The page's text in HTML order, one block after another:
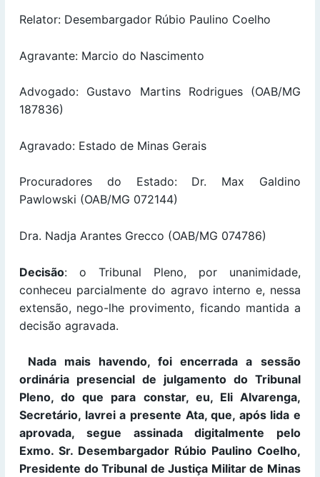
Relator: Desembargador Rúbio Paulino Coelho
Agravante: Marcio do Nascimento
Advogado: Gustavo Martins Rodrigues (OAB/MG
187836)
Agravado: Estado de Minas Gerais
Procuradores do Estado: Dr. Max Galdino
Pawlowski (OAB/MG 072144)
Dra. Nadja Arantes Grecco (OAB/MG 074786)
Decisão: o Tribunal Pleno, por unanimidade,
conheceu parcialmente do agravo interno e, nessa
extensão, nego-lhe provimento, ficando mantida a
decisão agravada.
Nada mais havendo, foi encerrada a sessão
ordinária presencial de julgamento do Tribunal
Pleno, do que para constar, eu, Eli Alvarenga,
Secretário, lavrei a presente Ata, que, após lida e
aprovada, segue assinada digitalmente pelo
Exmo. Sr. Desembargador Rúbio Paulino Coelho,
Presidente do Tribunal de Justiça Militar de Minas